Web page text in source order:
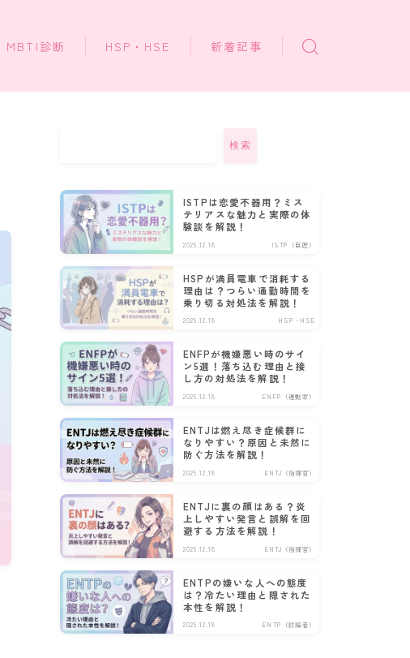
MBTI診断 HSP・HSE 新着記事
検索
ISTPは恋愛不器用？ミス
テリアスな魅力と実際の体
験談を解説！
2025.12.18 ISTP（巨匠）
HSPが満員電車で消耗する
理由は？つらい通勤時間を
乗り切る対処法を解説！
2025.12.18 HSP・HSE
ENFPが機嫌悪い時のサイ
ン5選！落ち込む理由と接
し方の対処法を解説！
2025.12.18 ENFP（運動家）
ENTJは燃え尽き症候群に
なりやすい？原因と未然に
防ぐ方法を解説！
2025.12.18 ENTJ（指揮官）
ENTJに裏の顔はある？炎
上しやすい発言と誤解を回
避する方法を解説！
2025.12.18 ENTJ（指揮官）
ENTPの嫌いな人への態度
は？冷たい理由と隠された
本性を解説！
2025.12.18 ENTP（討論者）